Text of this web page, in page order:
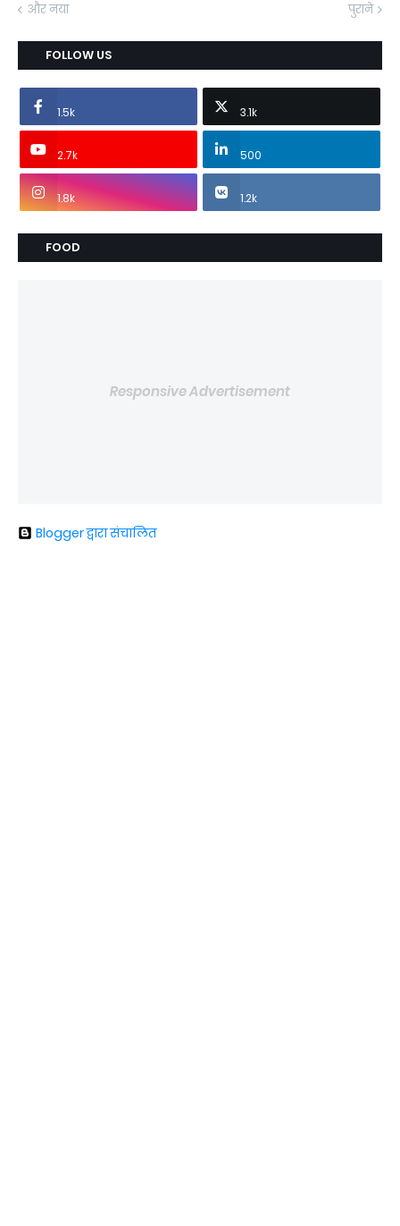
और नया पुराने
FOLLOW US
1.5k 3.1k
2.7k 500
1.8k 1.2k
FOOD
Responsive Advertisement
Blogger द्वारा संचालित